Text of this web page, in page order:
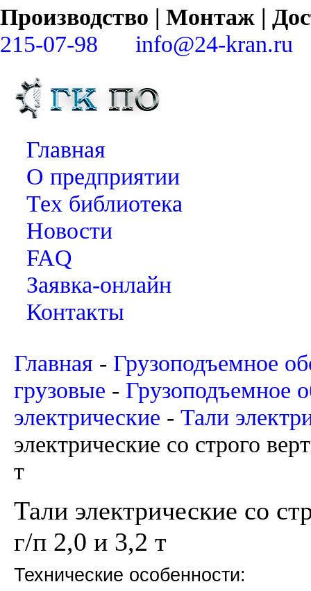
Производство | Монтаж |
215-07-98
info@24-kran.ru
Главная
О предприятии
Тех библиотека
Новости
FAQ
Заявка-онлайн
Контакты
Главная - Грузоподъемное
грузовые - Грузоподъемное
электрические - Тали
электрические со строго
т
Тали электрические со
г/п 2,0 и 3,2 т
Технические особенности: